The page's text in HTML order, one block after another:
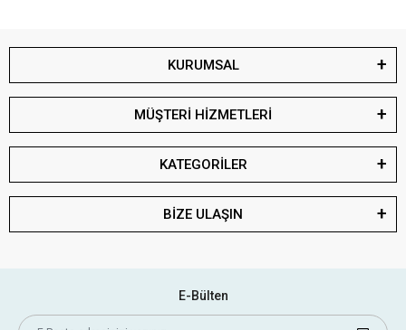
KURUMSAL
MÜŞTERİ HİZMETLERİ
KATEGORİLER
BİZE ULAŞIN
E-Bülten